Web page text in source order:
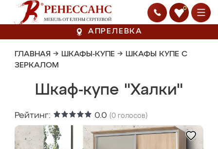
0
АПРЕЛЕВКА
ГЛАВНАЯ → ШКАФЫ-КУПЕ → ШКАФЫ КУПЕ С
ЗЕРКАЛОМ
Шкаф-купе "Халки"
Рейтинг: 0.0 (0 голосов)